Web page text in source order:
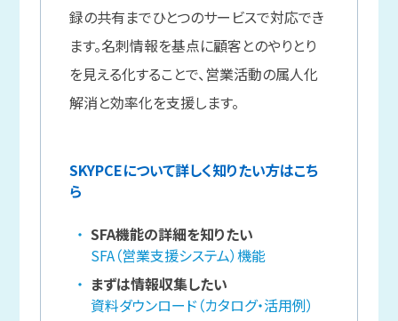
録の共有までひとつのサービスで対応でき
ます。名刺情報を基点に顧客とのやりとり
を見える化することで、営業活動の属人化
解消と効率化を支援します。
SKYPCEについて詳しく知りたい方はこち
ら
SFA機能の詳細を知りたい
SFA（営業支援システム）機能
まずは情報収集したい
資料ダウンロード（カタログ・活用例）